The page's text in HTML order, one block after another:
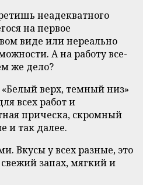
неадекватного
на первое
виде или нереально
А на работу все-
же дело?
верх, темный низ»
всех работ и
прическа, скромный
и так далее.
Вкусы у всех разные, это
запах, мягкий и